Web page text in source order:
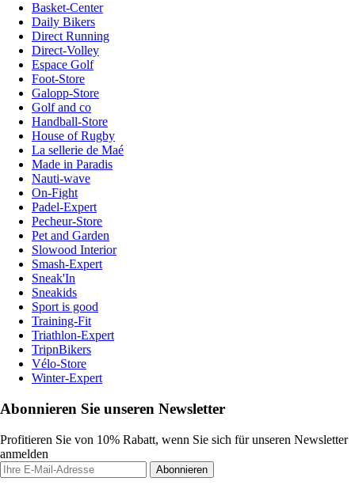
Basket-Center
Daily Bikers
Direct Running
Direct-Volley
Espace Golf
Foot-Store
Galopp-Store
Golf and co
Handball-Store
House of Rugby
La sellerie de Maé
Made in Paradis
Nauti-wave
On-Fight
Padel-Expert
Pecheur-Store
Pet and Garden
Slowood Interior
Smash-Expert
Sneak'In
Sneakids
Sport is good
Training-Fit
Triathlon-Expert
TripnBikers
Vélo-Store
Winter-Expert
Abonnieren Sie unseren Newsletter
Profitieren Sie von 10% Rabatt, wenn Sie sich für unseren Newsletter
anmelden
Abonnieren